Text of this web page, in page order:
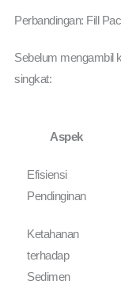
Perbandingan: Fill
Sebelum mengambil
singkat:
Aspek
Efisiensi
Pendinginan
Ketahanan
terhadap
Sedimen